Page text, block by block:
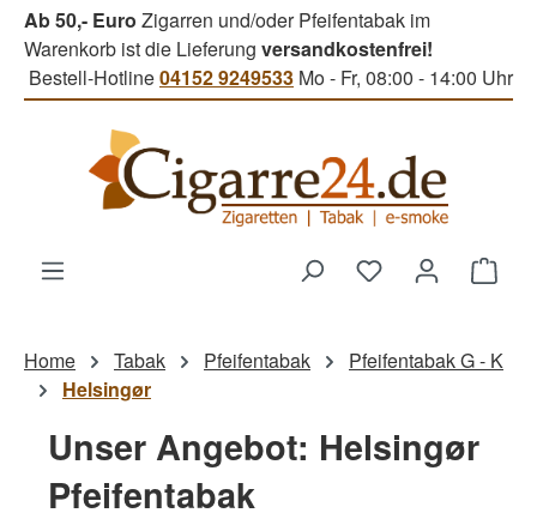
Zum Hauptinhalt springen
Ab 50,- Euro Zigarren und/oder Pfeifentabak im
Warenkorb ist die Lieferung versandkostenfrei!
Bestell-Hotline04152 9249533 Mo - Fr, 08:00 - 14:00 Uhr
Du hast 0
Home Tabak Pfeifentabak
Pfeifentabak G - K
Helsingør
Unser Angebot: Helsingør
Pfeifentabak